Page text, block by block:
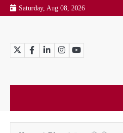
Skip
to
Saturday, Aug 08, 2026
TwitterFacebookLinkedInInstagramYouTube